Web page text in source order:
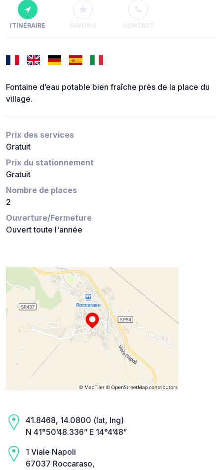
ITINÉRAIRE FAVORIS CONTACT
Fontaine d’eau potable bien fraîche près de la place du
village.
Prix des services
Gratuit
Prix du stationnement
Gratuit
Nombre de places
2
Ouverture/Fermeture
Ouvert toute l'année
41.8468, 14.0800 (lat, lng)
N 41°50’48.336” E 14°4’48”
1 Viale Napoli
67037 Roccaraso,